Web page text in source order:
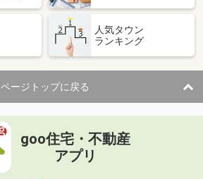
人気タウン
ランキング
ページトップに戻る
goo住宅・不動産
アプリ